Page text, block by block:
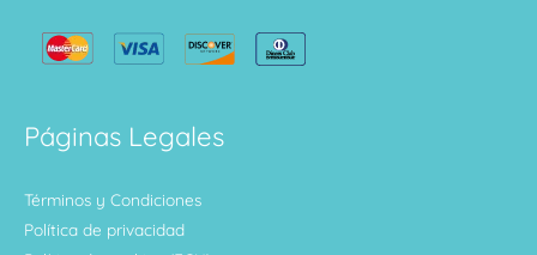
Páginas Legales
Términos y Condiciones
Política de privacidad